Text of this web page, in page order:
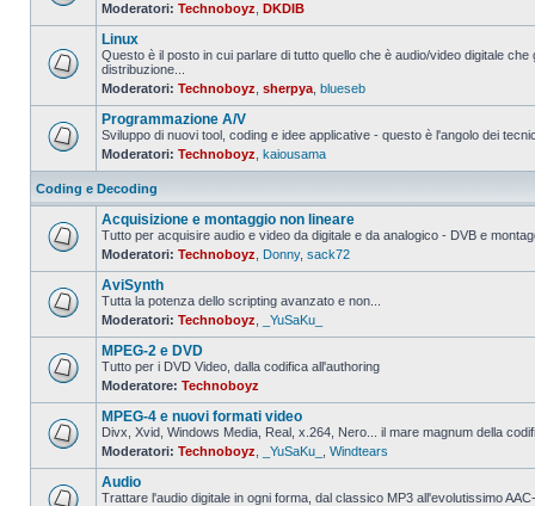
Nessun
messaggio
leggere
Moderatori: Technoboyz DKDIB
Nessun
da
leggere
Linux
Questo è il posto in cui parlare di tutto quello che è audio/video digitale
distribuzione...
Moderatori: Technoboyz sherpya blueseb
Nessun
messaggio
da
leggere
Programmazione A/V
Sviluppo di nuovi tool, coding e idee applicative - questo è l'angolo dei
Moderatori: Technoboyz kaiousama
Coding e Decoding
Nessun
messaggio
da
leggere
Acquisizione e montaggio non lineare
Tutto per acquisire audio e video da digitale e da analogico - DVB e
Moderatori: Technoboyz Donny, sack72
Nessun
messaggio
da
leggere
AviSynth
Tutta la potenza dello scripting avanzato e non...
Moderatori: Technoboyz _YuSaKu_
Nessun
messaggio
da
leggere
MPEG-2 e DVD
Tutto per i DVD Video, dalla codifica all'authoring
Moderatore: Technoboyz
Nessun
messaggio
da
leggere
MPEG-4 e nuovi formati video
Divx, Xvid, Windows Media, Real, x.264, Nero... il mare magnum della
Moderatori: Technoboyz _YuSaKu_ Windtears
Audio
Trattare l'audio digitale in ogni forma, dal classico MP3 all'evolutissimo